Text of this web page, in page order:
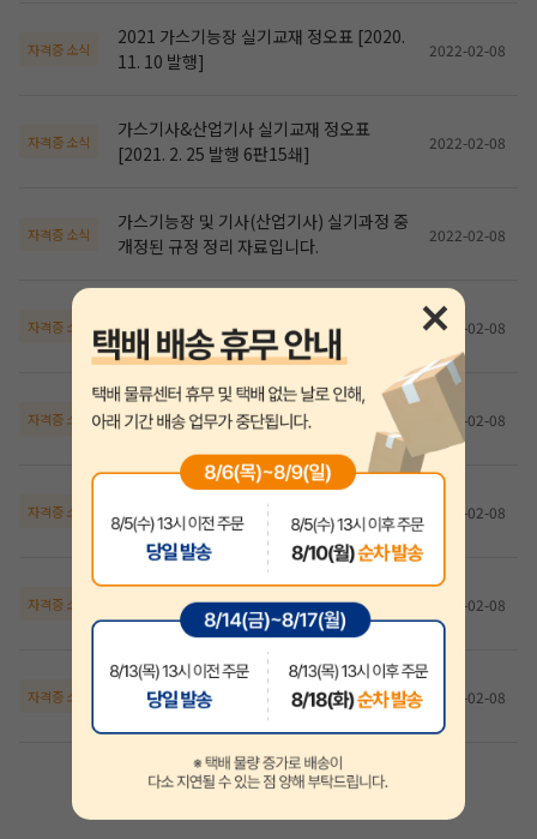
자격증 소식
2021 가스기능장 실기교재 정오표 [2020.
11. 10 발행]
2022-02-08
자격증 소식
가스기사&산업기사 실기교재 정오표
[2021. 2. 25 발행 6판15쇄]
2022-02-08
자격증 소식
가스기능장 및 기사(산업기사) 실기과정 중
개정된 규정 정리 자료입니다.
2022-02-08
자격증 소식
자료
2022-02-08
자격증 소식
20년 제1,2회 가스기사,산업기사 필기시험
자료
2022-02-08
자격증 소식
가스기사&산업기사 실기 6판14쇄 정오표
(2020. 6. 20 발행)
2022-02-08
자격증 소식
2020 가스기능장 실기 정오표 (2020. 2.
25 발행)
2022-02-08
자격증 소식
가스기사,산업기사 실기 6판13쇄 정오표
(2020. 1. 10 일진사 발행)
2022-02-08
1 2 3